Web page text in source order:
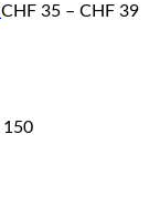
CHF 35 – CHF 39
150